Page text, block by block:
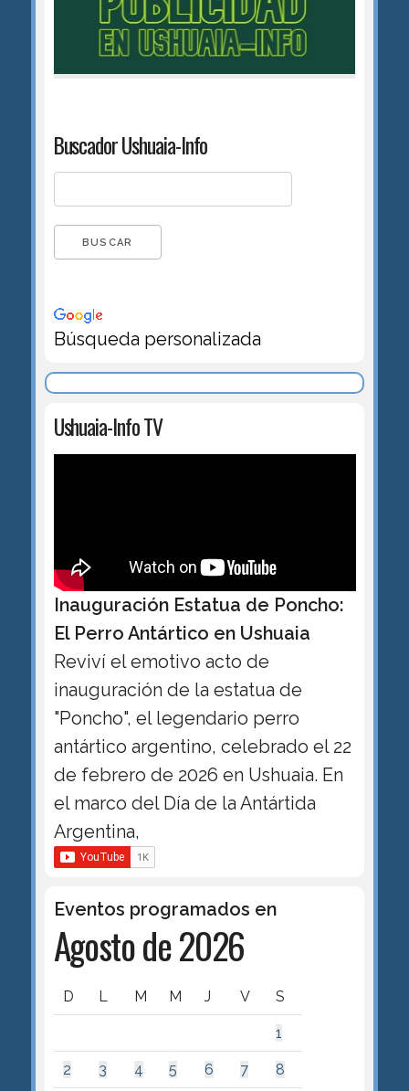
Buscador Ushuaia-Info
Búsqueda personalizada
Ushuaia-Info TV
Inauguración Estatua de Poncho:
El Perro Antártico en Ushuaia
Reviví el emotivo acto de
inauguración de la estatua de
"Poncho", el legendario perro
antártico argentino, celebrado el 22
de febrero de 2026 en Ushuaia. En
el marco del Día de la Antártida
Argentina,
Eventos programados en
Agosto de 2026
D L M M J V S
1
2 3 4 5 6 7 8